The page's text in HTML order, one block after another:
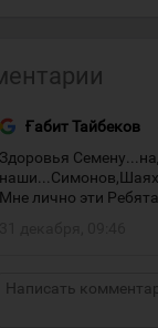
Ғабит Тайбеков
Здоровья
Мне лично эти